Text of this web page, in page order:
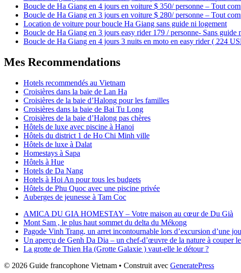
Boucle de Ha Giang en 4 jours en voiture $ 350/ personne – Tout
Boucle de Ha Giang en 3 jours en voiture $ 280/ personne – Tout
Location de voiture pour boucle Ha Giang sans guide ni logement
Boucle de Ha Giang en 3 jours easy rider 179 / personne- Sans guide
Boucle de Ha Giang en 4 jours 3 nuits en moto en easy rider ( 224
Mes Recommendations
Hotels recommendés au Vietnam
Croisières dans la baie de Lan Ha
Croisières de la baie d’Halong pour les familles
Croisières dans la baie de Bai Tu Long
Croisières de la baie d’Halong pas chères
Hôtels de luxe avec piscine à Hanoi
Hôtels du district 1 de Ho Chi Minh ville
Hôtels de luxe à Dalat
Homestays à Sapa
Hôtels à Hue
Hotels de Da Nang
Hotels à Hoi An pour tous les budgets
Hôtels de Phu Quoc avec une piscine privée
Auberges de jeunesse à Tam Coc
AMICA DU GIA HOMESTAY – Votre maison au cœur de Du Già
Mont Sam , le plus haut sommet du delta du Mékong
Pagode Vinh Trang, un arret incontournable lors d’excursion d’une
Un aperçu de Genh Da Dia – un chef-d’œuvre de la nature à couper
La grotte de Thien Ha (Grotte Galaxie ) vaut-elle le détour ?
© 2026 Guide francophone Vietnam • Construit avec GeneratePress